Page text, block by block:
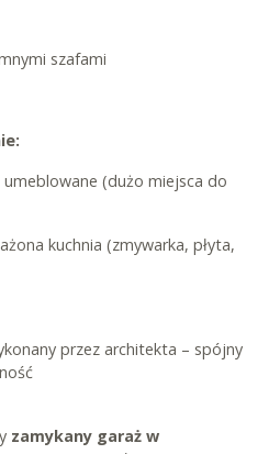
szafami
umeblowane (dużo miejsca do
kuchnia (zmywarka, płyta,
przez architekta – spójny
zamykany garaż w